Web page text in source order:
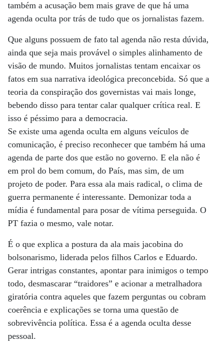
também a acusação bem mais grave de que há uma
agenda oculta por trás de tudo que os jornalistas fazem.
Que alguns possuem de fato tal agenda não resta dúvida,
ainda que seja mais provável o simples alinhamento de
visão de mundo. Muitos jornalistas tentam encaixar os
fatos em sua narrativa ideológica preconcebida. Só que a
teoria da conspiração dos governistas vai mais longe,
bebendo disso para tentar calar qualquer crítica real. E
isso é péssimo para a democracia.
Se existe uma agenda oculta em alguns veículos de
comunicação, é preciso reconhecer que também há uma
agenda de parte dos que estão no governo. E ela não é
em prol do bem comum, do País, mas sim, de um
projeto de poder. Para essa ala mais radical, o clima de
guerra permanente é interessante. Demonizar toda a
mídia é fundamental para posar de vítima perseguida. O
PT fazia o mesmo, vale notar.
É o que explica a postura da ala mais jacobina do
bolsonarismo, liderada pelos filhos Carlos e Eduardo.
Gerar intrigas constantes, apontar para inimigos o tempo
todo, desmascarar “traidores” e acionar a metralhadora
giratória contra aqueles que fazem perguntas ou cobram
coerência e explicações se torna uma questão de
sobrevivência política. Essa é a agenda oculta desse
pessoal.